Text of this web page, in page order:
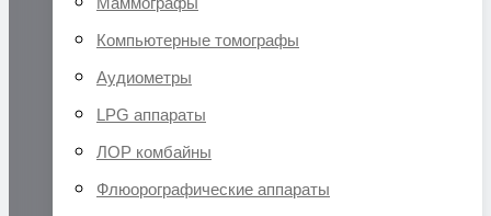
Компьютерные томографы
Аудиометры
LPG аппараты
ЛОР комбайны
Флюорографические аппараты